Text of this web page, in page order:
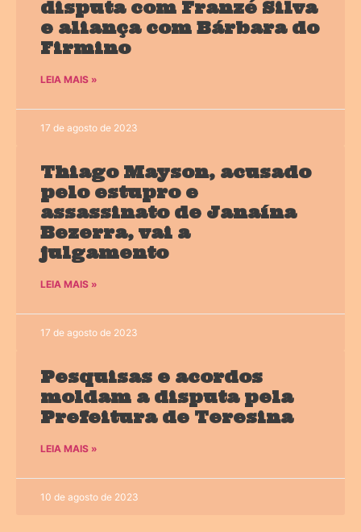
disputa com Franzé Silva
e aliança com Bárbara do
Firmino
LEIA MAIS »
17 de agosto de 2023
Thiago Mayson, acusado
pelo estupro e
assassinato de Janaína
Bezerra, vai a
julgamento
LEIA MAIS »
17 de agosto de 2023
Pesquisas e acordos
moldam a disputa pela
Prefeitura de Teresina
LEIA MAIS »
10 de agosto de 2023